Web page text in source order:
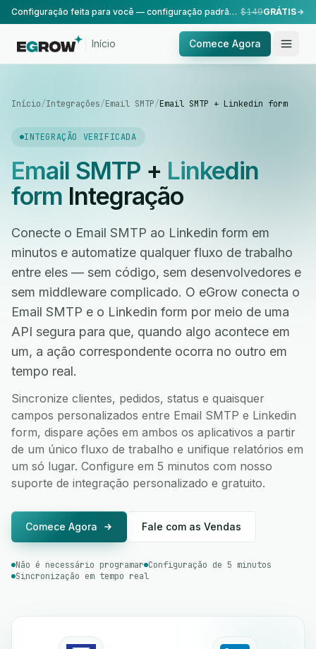
Configuração feita para você — configuração padrão, realizada pela nossa equipe. $149GRÁTIS
Início Comece Agora
Início/Integrações/Email SMTP/Email SMTP + Linkedin form
INTEGRAÇÃO VERIFICADA
Email SMTP+ Linkedin
form Integração
Conecte o Email SMTP ao Linkedin form em
minutos e automatize qualquer fluxo de trabalho
entre eles — sem código, sem desenvolvedores e
sem middleware complicado. O eGrow conecta o
Email SMTP e o Linkedin form por meio de uma
API segura para que, quando algo acontece em
um, a ação correspondente ocorra no outro em
tempo real.
Sincronize clientes, pedidos, status e quaisquer
campos personalizados entre Email SMTP e Linkedin
form, dispare ações em ambos os aplicativos a partir
de um único fluxo de trabalho e unifique relatórios em
um só lugar. Configure em 5 minutos com nosso
suporte de integração personalizado e gratuito.
Comece Agora Fale com as Vendas
Não é necessário programar Configuração de 5 minutos
Sincronização em tempo real